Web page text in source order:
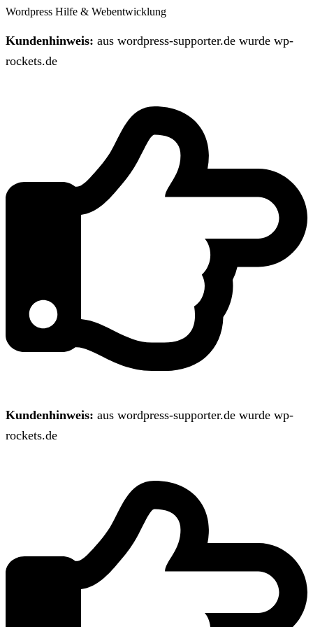
Wordpress Hilfe & Webentwicklung
Kundenhinweis: aus wordpress-supporter.de wurde wp-
rockets.de
Kundenhinweis: aus wordpress-supporter.de wurde wp-
rockets.de